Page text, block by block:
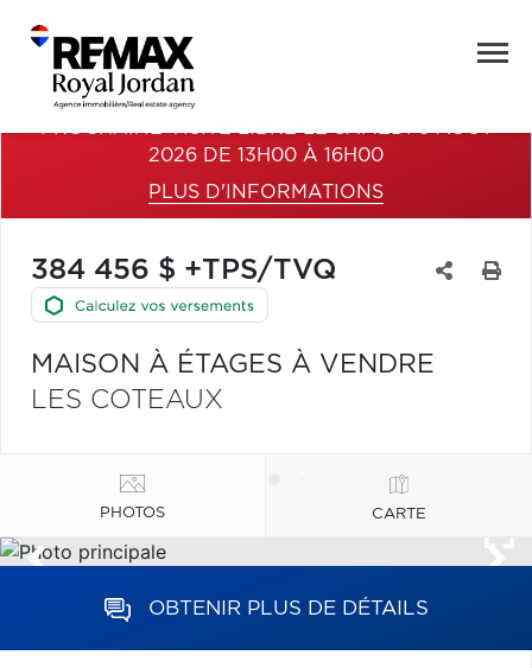
PROCHAINE VISITE LIBRE LE SAMEDI 8 AOÛT
2026 DE 13H00 À 16H00
PLUS D'INFORMATIONS
384 456 $ +TPS/TVQ
MAISON À ÉTAGES À VENDRE
LES COTEAUX
PHOTOS CARTE
OBTENIR PLUS DE DÉTAILS